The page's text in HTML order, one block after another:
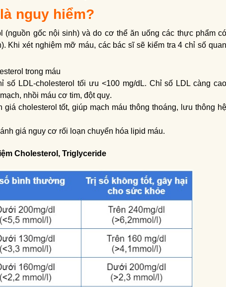
nguy hiểm?
(nguồn gốc nội sinh) và do cơ thể ăn uống các thực phẩm có
Khi xét nghiệm mỡ máu, các bác sĩ sẽ kiểm tra 4 chỉ số quan
trong máu
số LDL-cholesterol tối ưu <100 mg/dL. Chỉ số LDL càng
nhồi máu cơ tim, đột quỵ.
cholesterol tốt, giúp mạch máu thông thoáng, lưu thông
giá nguy cơ rối loạn chuyển hóa lipid máu.
Cholesterol, Triglyceride